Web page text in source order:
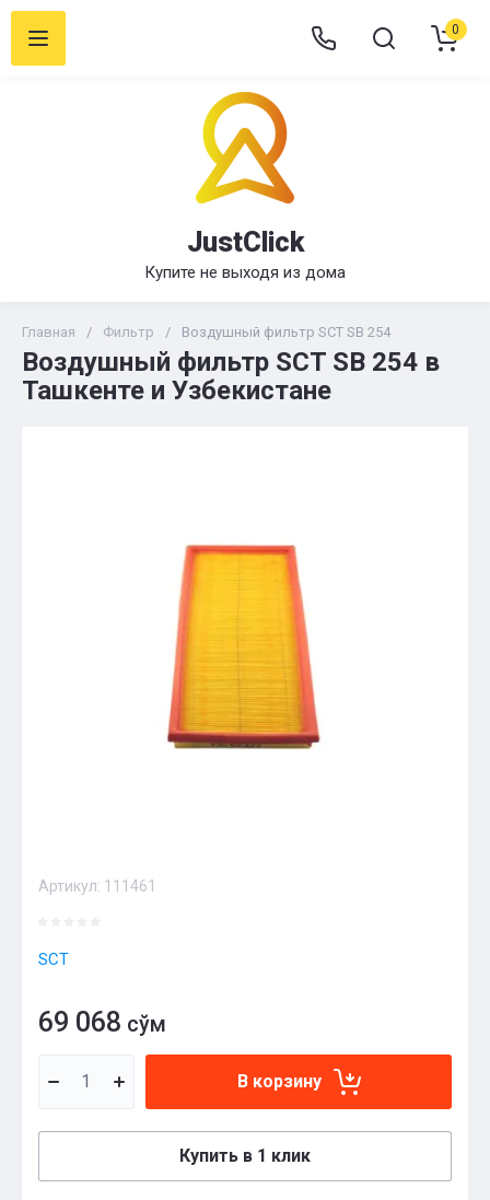
JustClick
Купите не выходя из дома
0
Главная / Фильтр / Воздушный фильтр SCT SB 254
Воздушный фильтр SCT SB 254 в
Ташкенте и Узбекистане
Артикул: 111461
SCT
69 068 сўм
В корзину
Купить в 1 клик